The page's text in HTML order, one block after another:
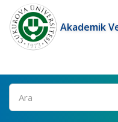
Akademik
Ara